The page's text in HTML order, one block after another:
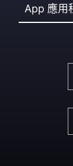
App 應用